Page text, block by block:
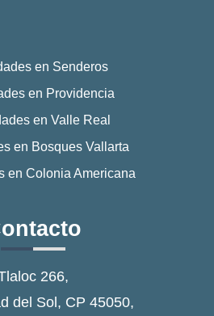
en Senderos
en Providencia
en Valle Real
en Bosques Vallarta
en Colonia Americana
266,
del Sol, CP 45050,